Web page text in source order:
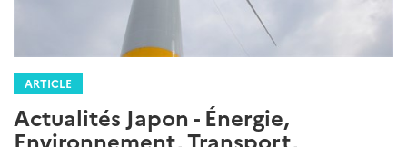
transports-intelligents
transport-ferroviaire
recherche-developpement
intelligence-artificielle